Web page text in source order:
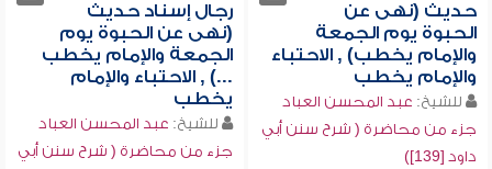
حديث (نهى عن
الحبوة يوم الجمعة
والإمام يخطب) , الاحتباء
والإمام يخطب
للشيخ: عبد المحسن العباد
جزء من محاضرة ( شرح سنن أبي
داود [139])
رجال إسناد حديث
(نهى عن الحبوة يوم
الجمعة والإمام يخطب
...) , الاحتباء والإمام
يخطب
للشيخ: عبد المحسن العباد
جزء من محاضرة ( شرح سنن أبي